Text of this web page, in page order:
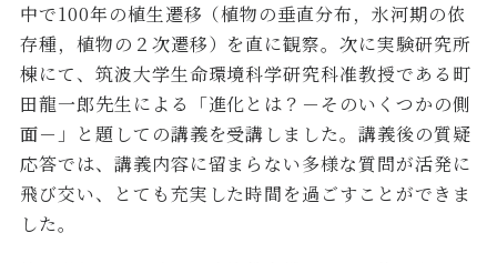
中で100年の植生遷移（植物の垂直分布，氷河期の依
存種，植物の２次遷移）を直に観察。次に実験研究所
棟にて、筑波大学生命環境科学研究科准教授である町
田龍一郎先生による「進化とは？－そのいくつかの側
面－」と題しての講義を受講しました。講義後の質疑
応答では、講義内容に留まらない多様な質問が活発に
飛び交い、とても充実した時間を過ごすことができま
した。